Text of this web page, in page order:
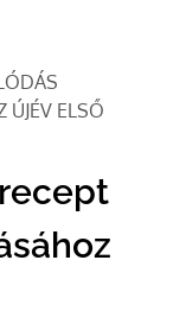
ÚJÉV ELSŐ